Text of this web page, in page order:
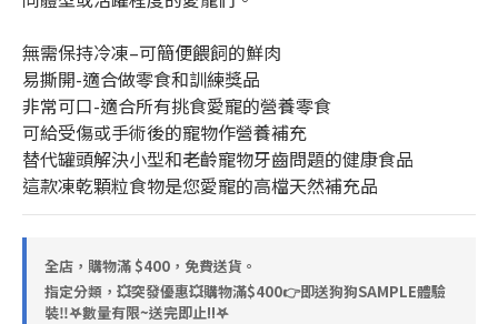
無需保持冷凍–可簡便餵飼的鮮肉
易撕開-適合做零食和訓練獎品
非常可口-適合所有挑食愛寵的營養零食
可給受傷或手術後的寵物作營養補充
替代罐頭解決小型和老齡寵物牙齒問題的健康食品
這款凍乾顆粒食物是您愛寵的高檔天然補充品
全店，購物滿 $400，免費送貨。
指定分類，💥突發優惠💥購物滿$400👉即送狗狗SAMPLE體驗
裝‼️𖤐數量有限~送完即止!!𖤐